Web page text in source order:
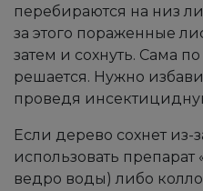
перебираются на низ
за этого пораженные
затем и сохнуть. Сама
решается. Нужно
проведя
Если дерево сохнет
использовать препарат
ведро воды) либо